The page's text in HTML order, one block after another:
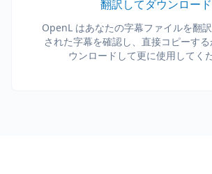
翻訳してダウンロード
OpenL はあなたの字幕ファイルを翻
された字幕を確認し、直接コピーす
ウンロードして更に使用してく